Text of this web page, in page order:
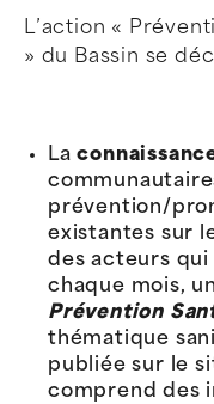
L’action «
» du Bassin se
La
prévention/
existantes sur
des acteurs
chaque mois,
Prévention
thématique
publiée sur le
comprend des